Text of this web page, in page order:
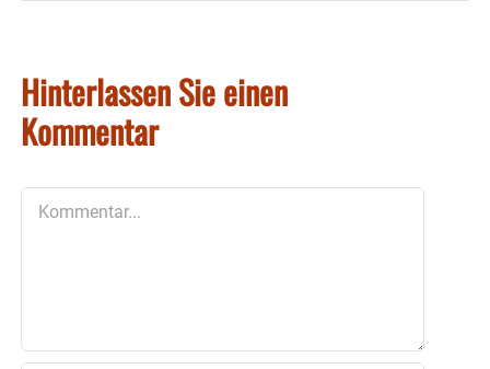
Hinterlassen Sie einen
Kommentar